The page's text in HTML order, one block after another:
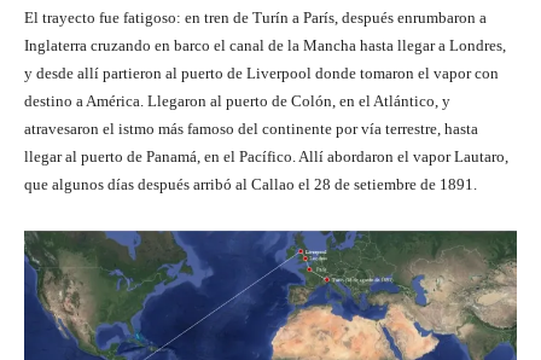
El trayecto fue fatigoso: en tren de Turín a París, después enrumbaron a
Inglaterra cruzando en barco el canal de la Mancha hasta llegar a Londres,
y desde allí partieron al puerto de Liverpool donde tomaron el vapor con
destino a América. Llegaron al puerto de Colón, en el Atlántico, y
atravesaron el istmo más famoso del continente por vía terrestre, hasta
llegar al puerto de Panamá, en el Pacífico. Allí abordaron el vapor Lautaro,
que algunos días después arribó al Callao el 28 de setiembre de 1891.